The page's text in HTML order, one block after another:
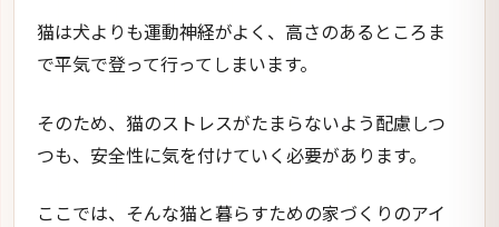
猫は犬よりも運動神経がよく、高さのあるところま
で平気で登って行ってしまいます。
そのため、猫のストレスがたまらないよう配慮しつ
つも、安全性に気を付けていく必要があります。
ここでは、そんな猫と暮らすための家づくりのアイ